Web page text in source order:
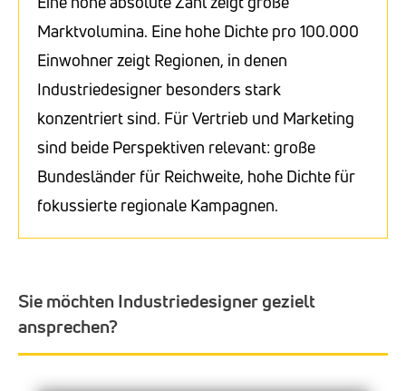
Marktvolumina. Eine hohe Dichte pro 100.000
Einwohner zeigt Regionen, in denen
Industriedesigner besonders stark
konzentriert sind. Für Vertrieb und Marketing
sind beide Perspektiven relevant: große
Bundesländer für Reichweite, hohe Dichte für
fokussierte regionale Kampagnen.
Sie möchten Industriedesigner gezielt
ansprechen?